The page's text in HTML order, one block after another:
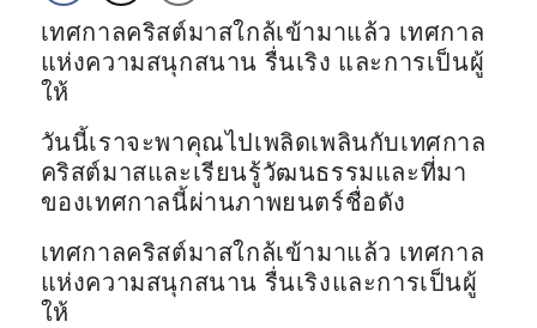
เทศกาลคริสต์มาสใกล้เข้ามาแล้ว เทศกาล
แห่งความสนุกสนาน รื่นเริง และการเป็นผู้
ให้
วันนี้เราจะพาคุณไปเพลิดเพลินกับเทศกาล
คริสต์มาสและเรียนรู้วัฒนธรรมและที่มา
ของเทศกาลนี้ผ่านภาพยนตร์ชื่อดัง
เทศกาลคริสต์มาสใกล้เข้ามาแล้ว เทศกาล
แห่งความสนุกสนาน รื่นเริงและการเป็นผู้
ให้